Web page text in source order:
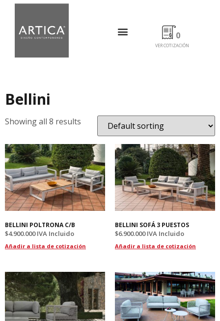
0
VER COTIZACIÓN
Bellini
Showing all 8 results
BELLINI POLTRONA C/B
$4.900.000IVA Incluido
Añadir a lista de cotización
BELLINI SOFÁ 3 PUESTOS
$6.900.000IVA Incluido
Añadir a lista de cotización